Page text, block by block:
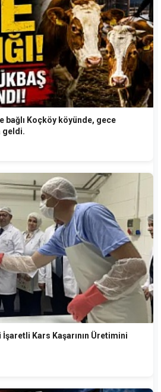
bağlı Koçköy köyünde, gece
geldi.
İşaretli Kars Kaşarının Üretimini